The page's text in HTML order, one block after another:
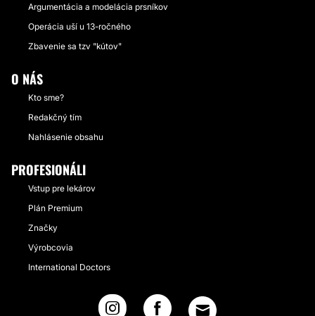
Argumentácia a modelácia prsníkov
Operácia uší u 13-ročného
Zbavenie sa tzv "kútov"
O NÁS
Kto sme?
Redakčný tím
Nahlásenie obsahu
PROFESIONÁLI
Vstup pre lekárov
Plán Premium
Značky
Výrobcovia
International Doctors